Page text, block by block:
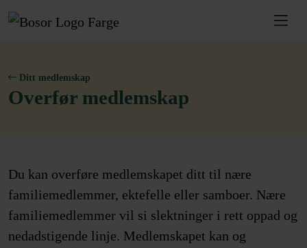
Ditt medlemskap
Overfør medlemskap
Du kan overføre medlemskapet ditt til nære
familiemedlemmer, ektefelle eller samboer. Nære
familiemedlemmer vil si slektninger i rett oppad og
nedadstigende linje. Medlemskapet kan og